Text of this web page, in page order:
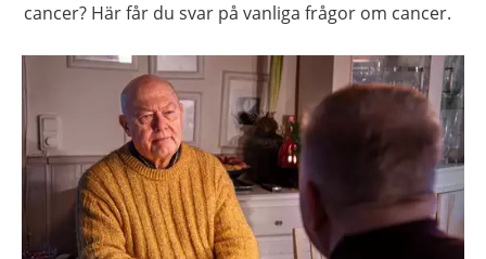
cancer? Här får du svar på vanliga frågor om cancer.